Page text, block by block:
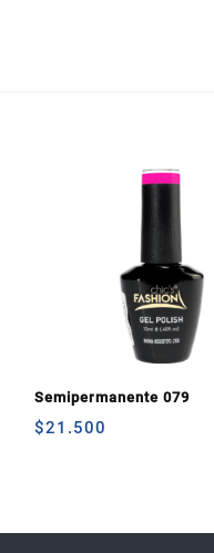
Semipermanente 079
$21.500